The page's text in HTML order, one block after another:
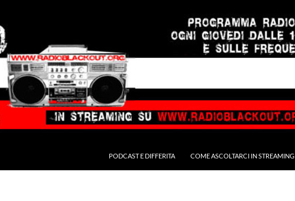
PODCAST E DIFFERITA COME ASCOLTARCI IN STREAMING